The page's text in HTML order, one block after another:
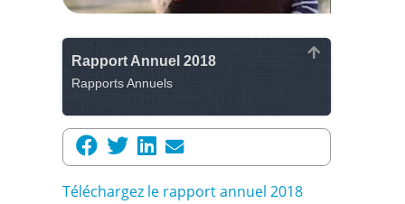
Rapport Annuel 2018
Rapports Annuels
Téléchargez le rapport annuel 2018